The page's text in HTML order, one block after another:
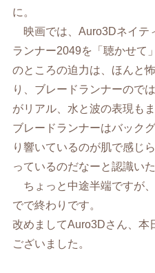
に。
映画では、Auro3Dネイテ
ランナー2049を「聴かせて
のところの迫力は、ほんと
り、ブレードランナーので
がリアル、水と波の表現も
ブレードランナーはバック
り響いているのが肌で感じ
っているのだなーと認識いた
ちょっと中途半端ですが
でで終わりです。
改めましてAuro3Dさん、本
ございました。